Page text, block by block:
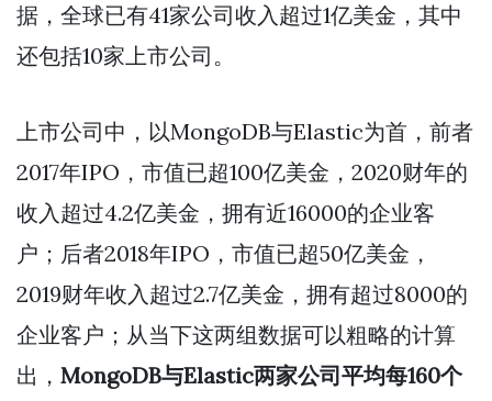
据，全球已有41家公司收入超过1亿美金，其中
还包括10家上市公司。
上市公司中，以MongoDB与Elastic为首，前者
2017年IPO，市值已超100亿美金，2020财年的
收入超过4.2亿美金，拥有近16000的企业客
户；后者2018年IPO，市值已超50亿美金，
2019财年收入超过2.7亿美金，拥有超过8000的
企业客户；从当下这两组数据可以粗略的计算
出， MongoDB与Elastic两家公司平均每160个